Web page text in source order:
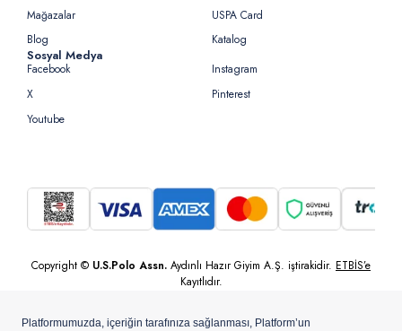
Mağazalar
USPA Card
Blog
Katalog
Sosyal Medya
Facebook
Instagram
X
Pinterest
Youtube
Copyright © U.S.Polo Assn. Aydınlı Hazır Giyim A.Ş. iştirakidir. ETBİS’e
Kayıtlıdır.